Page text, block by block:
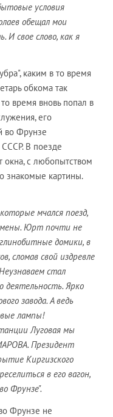
условия
обещал мои
И свое слово, как я
каким в то время
обкома так
время вновь попал в
его
во Фрунзе
В поезде
окна, с любопытством
знакомые картины.
мчался поезд,
Юрт почти не
домики, в
сломав свой издревле
стал
деятельность. Ярко
завода. А ведь
лампы!
Луговая мы
Президент
Киргизского
в его вагон,
Фрунзе".
Фрунзе не